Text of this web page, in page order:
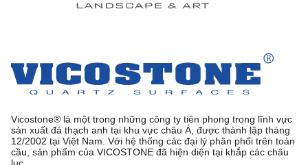
Vicostone® là một trong những công ty tiên phong trong lĩnh vực
sản xuất đá thạch anh tại khu vực châu Á, được thành lập tháng
12/2002 tại Việt Nam. Với hệ thống các đại lý phân phối trên toàn
cầu, sản phẩm của VICOSTONE đã hiện diện tại khắp các châu